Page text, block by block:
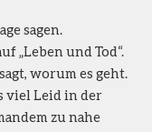
sagen.
„Leben und Tod“.
worum es geht.
viel Leid in der
zu nahe